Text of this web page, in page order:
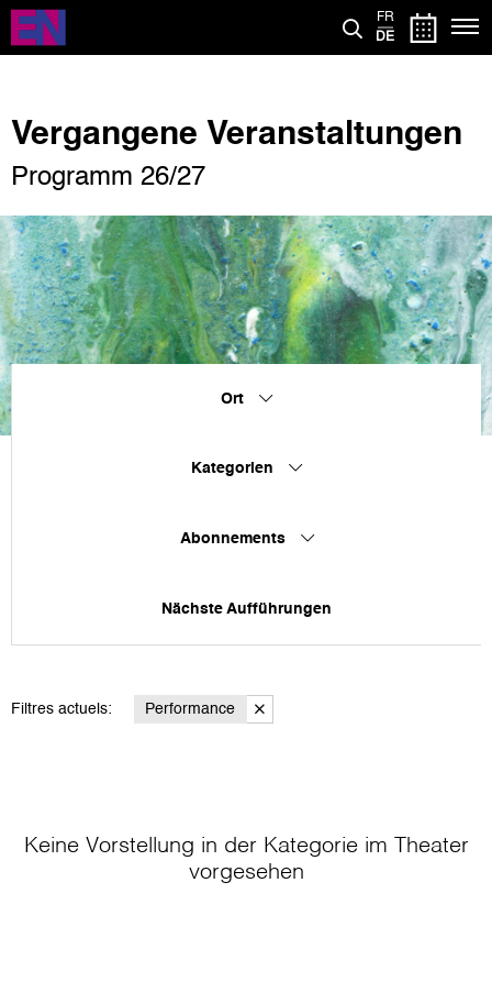
Direkt
zum
Inhalt
FR
DE
Vergangene Veranstaltungen
Programm 26/27
Ort
Kategorien
Abonnements
Nächste Aufführungen
Filtres actuels: Performance
Keine Vorstellung in der Kategorie im Theater
vorgesehen